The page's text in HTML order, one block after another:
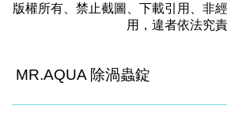
版權所有、禁止截圖、下載引用、非
用，違者依法究責
MR.AQUA 除渦蟲錠